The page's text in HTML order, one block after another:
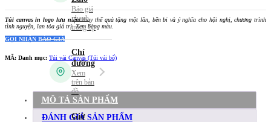
Túi canvas in logo lưu niệmthay thế quà tặng một lần, bền bỉ và ý nghĩa cho hội nghị, chương trình
tình nguyện, lan tỏa giá trị. Xem bảng màu.
GỌI NHẬN BÁO GIÁ
MÃ: Danh mục: Túi vải Canvas (Túi vải bố)
MÔ TẢ SẢN PHẨM
ĐÁNH GIÁ SẢN PHẨM